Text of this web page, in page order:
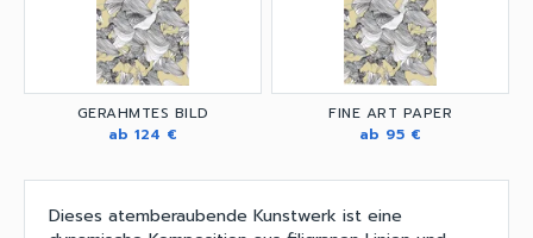
GERAHMTES BILD
ab 124 €
FINE ART PAPER
ab 95 €
Dieses atemberaubende Kunstwerk ist eine